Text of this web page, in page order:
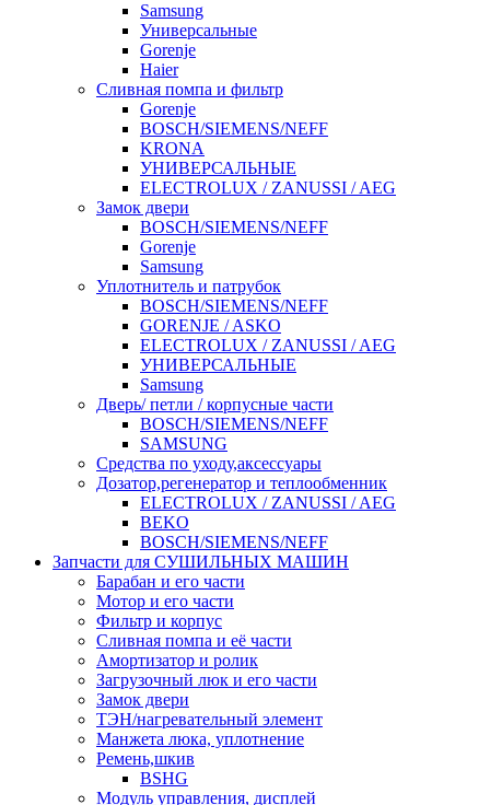
Samsung
Универсальные
Gorenje
Haier
Сливная помпа и фильтр
Gorenje
BOSCH/SIEMENS/NEFF
KRONA
УНИВЕРСАЛЬНЫЕ
ELECTROLUX / ZANUSSI / AEG
Замок двери
BOSCH/SIEMENS/NEFF
Gorenje
Samsung
Уплотнитель и патрубок
BOSCH/SIEMENS/NEFF
GORENJE / ASKO
ELECTROLUX / ZANUSSI / AEG
УНИВЕРСАЛЬНЫЕ
Samsung
Дверь/ петли / корпусные части
BOSCH/SIEMENS/NEFF
SAMSUNG
Средства по уходу,аксессуары
Дозатор,регенератор и теплообменник
ELECTROLUX / ZANUSSI / AEG
BEKO
BOSCH/SIEMENS/NEFF
Запчасти для СУШИЛЬНЫХ МАШИН
Барабан и его части
Мотор и его части
Фильтр и корпус
Сливная помпа и её части
Амортизатор и ролик
Загрузочный люк и его части
Замок двери
ТЭН/нагревательный элемент
Манжета люка, уплотнение
Ремень,шкив
BSHG
Модуль управления, дисплей